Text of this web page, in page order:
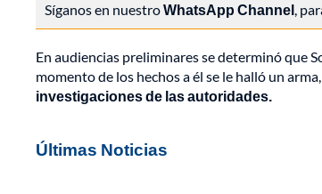
Síganos en nuestroWhatsApp Channel,
En audiencias preliminares se determinó que
momento de los hechos a él se le halló un arma,
investigaciones de las autoridades.
Últimas Noticias